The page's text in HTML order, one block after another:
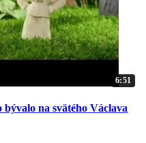
6:51
na svätého Václava